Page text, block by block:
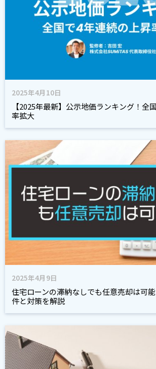
2025年4月10日
【2025年最新】公示地価ランキング！全
率拡大
2025年4月9日
住宅ローンの滞納なしでも任意売却は可
件と対策を解説